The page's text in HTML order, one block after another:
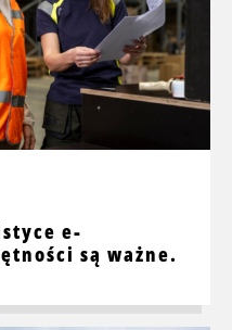
e-
są ważne.